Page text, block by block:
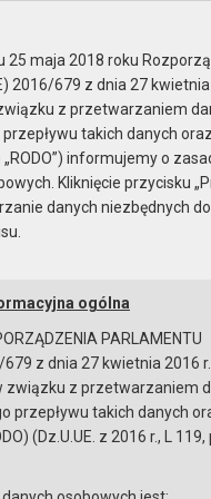
z 24 stycznia 2025..
Wyszukaj na stronie:
Publicznej
Aktualności
25 maja 2018 roku
2016/679 z dnia 27
z przetwarzaniem
takich danych
informujemy o
Kliknięcie przycisku
danych niezbędnych do
ogólna
PARLAMENTU
679 z dnia 27 kwietnia 2016
związku z przetwarzaniem
przepływu takich danych
(Dz.U.UE. z 2016 r., L 119,